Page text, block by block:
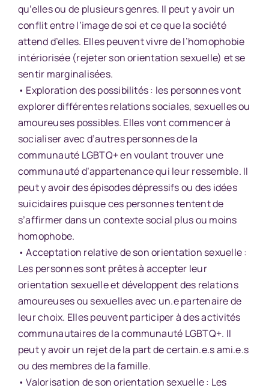
qu’elles ou de plusieurs genres. Il peut y avoir un
conflit entre l’image de soi et ce que la société
attend d’elles. Elles peuvent vivre de l’homophobie
intériorisée (rejeter son orientation sexuelle) et se
sentir marginalisées.
• Exploration des possibilités : les personnes vont
explorer différentes relations sociales, sexuelles ou
amoureuses possibles. Elles vont commencer à
socialiser avec d’autres personnes de la
communauté LGBTQ+ en voulant trouver une
communauté d’appartenance qui leur ressemble. Il
peut y avoir des épisodes dépressifs ou des idées
suicidaires puisque ces personnes tentent de
s’affirmer dans un contexte social plus ou moins
homophobe.
• Acceptation relative de son orientation sexuelle :
Les personnes sont prêtes à accepter leur
orientation sexuelle et développent des relations
amoureuses ou sexuelles avec un.e partenaire de
leur choix. Elles peuvent participer à des activités
communautaires de la communauté LGBTQ+. Il
peut y avoir un rejet de la part de certain.e.s ami.e.s
ou des membres de la famille.
• Valorisation de son orientation sexuelle : Les